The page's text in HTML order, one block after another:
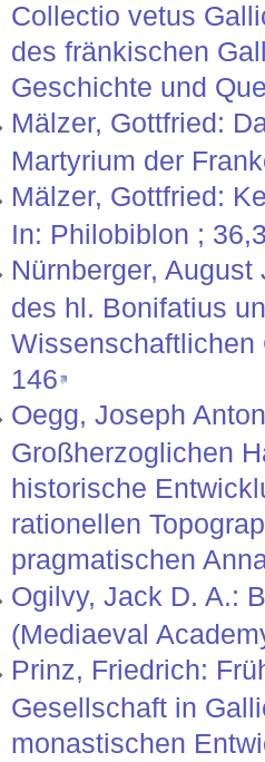
Collectio vetus
des fränkischen
Geschichte und
Mälzer, Gottfried:
Martyrium der
Mälzer, Gottfried:
In: Philobiblon ;
Nürnberger,
des hl. Bonifatius
Wissenschaftlichen
146
Oegg, Joseph
Großherzoglichen
historische
rationellen
pragmatischen
Ogilvy, Jack D. A.:
(Mediaeval
Prinz, Friedrich:
Gesellschaft in
monastischen